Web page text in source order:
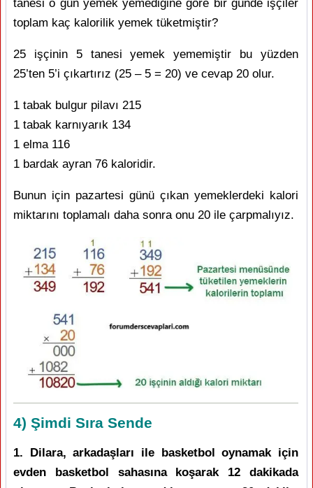
tanesi o gün yemek yemediğine göre bir günde işçiler
toplam kaç kalorilik yemek tüketmiştir?
25 işçinin 5 tanesi yemek yememiştir bu yüzden
25’ten 5’i çıkartırız (25 – 5 = 20) ve cevap 20 olur.
1 tabak bulgur pilavı 215
1 tabak karnıyarık 134
1 elma 116
1 bardak ayran 76 kaloridir.
Bunun için pazartesi günü çıkan yemeklerdeki kalori
miktarını toplamalı daha sonra onu 20 ile çarpmalıyız.
4) Şimdi Sıra Sende
1. Dilara, arkadaşları ile basketbol oynamak için
evden basketbol sahasına koşarak 12 dakikada